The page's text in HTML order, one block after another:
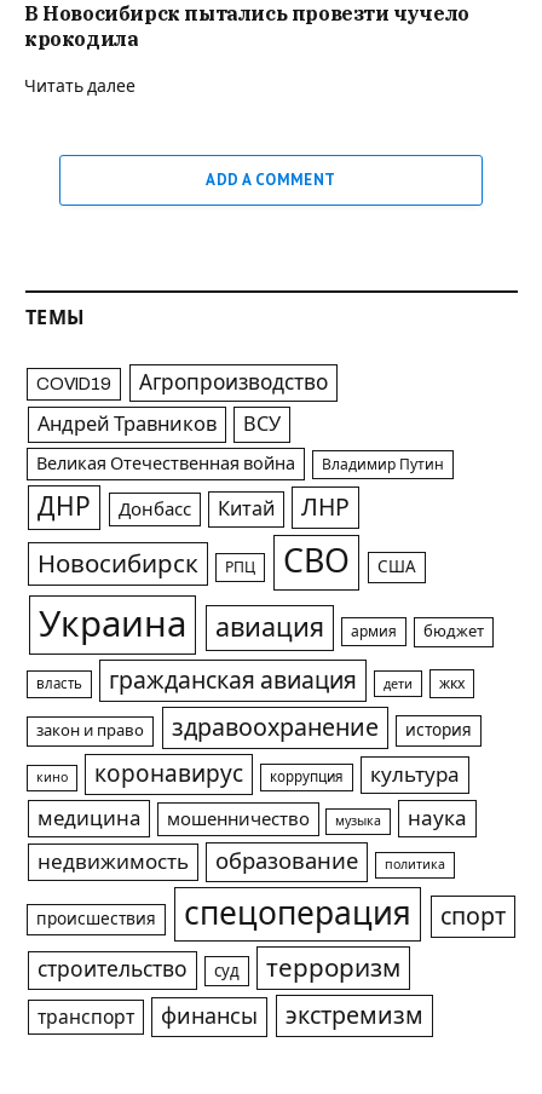
В Новосибирск пытались провезти чучело
крокодила
Читать далее
ADD A COMMENT
ТЕМЫ
COVID19 Агропроизводство
Андрей Травников ВСУ
Великая Отечественная война Владимир Путин
ДНР Донбасс Китай ЛНР
Новосибирск РПЦ СВО США
Украина авиация армия бюджет
власть гражданская авиация дети жкх
закон и право здравоохранение история
кино коронавирус коррупция
культура
медицина
мошенничество музыка
наука
недвижимость
образование политика
происшествия спецоперация спорт
строительство суд терроризм
транспорт финансы экстремизм